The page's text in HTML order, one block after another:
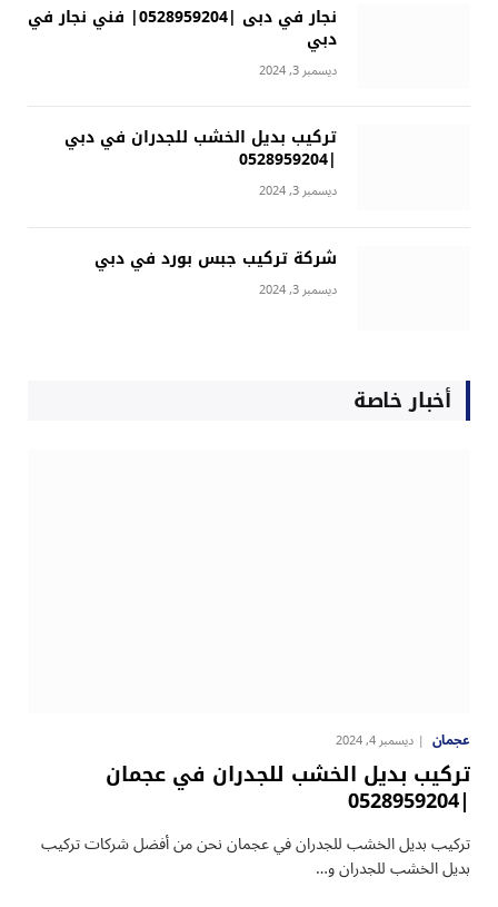
نجار في دبى |0528959204| فني نجار في
دبي
ديسمبر 3, 2024
تركيب بديل الخشب للجدران في دبي
|0528959204
ديسمبر 3, 2024
شركة تركيب جبس بورد في دبي
ديسمبر 3, 2024
أخبار خاصة
عجمان ديسمبر 4, 2024
تركيب بديل الخشب للجدران في عجمان
|0528959204
تركيب بديل الخشب للجدران في عجمان نحن من أفضل شركات تركيب
بديل الخشب للجدران و…